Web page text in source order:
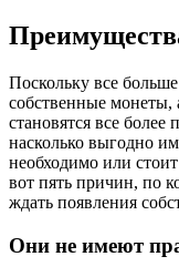
Поскольку все
собственные монеты,
становятся все
насколько выгодно
необходимо или
вот пять причин, по
ждать появления
Они не имеют